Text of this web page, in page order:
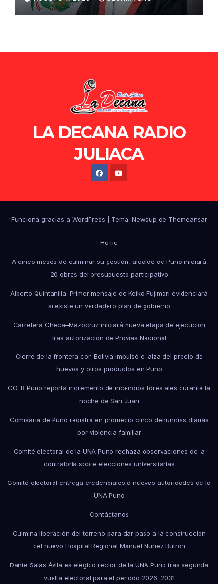
de Ollanta Humala
LA DECANA RADIO
JULIACA
Funciona gracias a WordPress Tema: Newsup de Themeansar
Home
A cinco meses de culminar su gestión, alcalde de Puno iniciará
20 obras del presupuesto participativo
Alberto Quintanilla: Primer mensaje de Keiko Fujimori evidenciará
si existe un verdadero plan de gobierno
Carretera Checa–Mazocruz iniciará nueva etapa de ejecución
tras autorización de Provías Nacional
Cierre de la frontera con Bolivia impulsó el alza del precio de
huevos y otros productos en Puno
COER Puno reporta incremento de incendios forestales durante la
noche de San Juan
Comisaría de Puno registra en promedio cinco denuncias diarias
por violencia familiar
Comité electoral de la UNA Puno rechaza observaciones de la
contraloría sobre elecciones universitarias
Comité electoral entrega credenciales a nuevas autoridades de la
UNA Puno
Contáctanos
Culmina liberación del terreno para dar paso a la construcción
del nuevo Hospital Regional Manuel Núñez Butrón
Dante Salas Ávila es elegido rector de la UNA Puno tras segunda
vuelta electoral para el periodo 2026–2031